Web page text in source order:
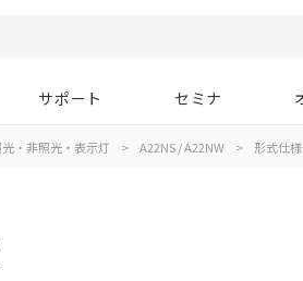
サポート セミナ
・非照光・表示灯 > A22NS / A22NW > 形式仕